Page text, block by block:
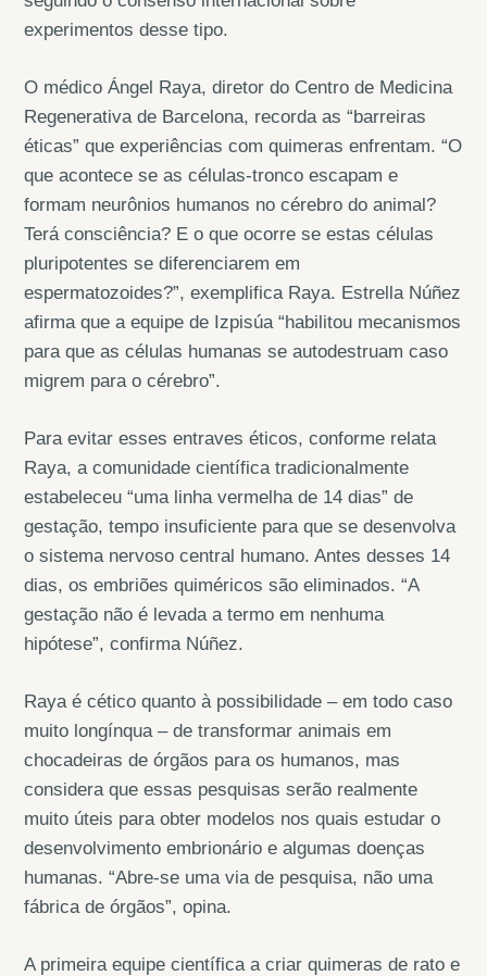
experimentos desse tipo.
O médico Ángel Raya, diretor do Centro de Medicina
Regenerativa de Barcelona, recorda as “barreiras
éticas” que experiências com quimeras enfrentam. “O
que acontece se as células-tronco escapam e
formam neurônios humanos no cérebro do animal?
Terá consciência? E o que ocorre se estas células
pluripotentes se diferenciarem em
espermatozoides?”, exemplifica Raya. Estrella Núñez
afirma que a equipe de Izpisúa “habilitou mecanismos
para que as células humanas se autodestruam caso
migrem para o cérebro”.
Para evitar esses entraves éticos, conforme relata
Raya, a comunidade científica tradicionalmente
estabeleceu “uma linha vermelha de 14 dias” de
gestação, tempo insuficiente para que se desenvolva
o sistema nervoso central humano. Antes desses 14
dias, os embriões quiméricos são eliminados. “A
gestação não é levada a termo em nenhuma
hipótese”, confirma Núñez.
Raya é cético quanto à possibilidade – em todo caso
muito longínqua – de transformar animais em
chocadeiras de órgãos para os humanos, mas
considera que essas pesquisas serão realmente
muito úteis para obter modelos nos quais estudar o
desenvolvimento embrionário e algumas doenças
humanas. “Abre-se uma via de pesquisa, não uma
fábrica de órgãos”, opina.
A primeira equipe científica a criar quimeras de rato e